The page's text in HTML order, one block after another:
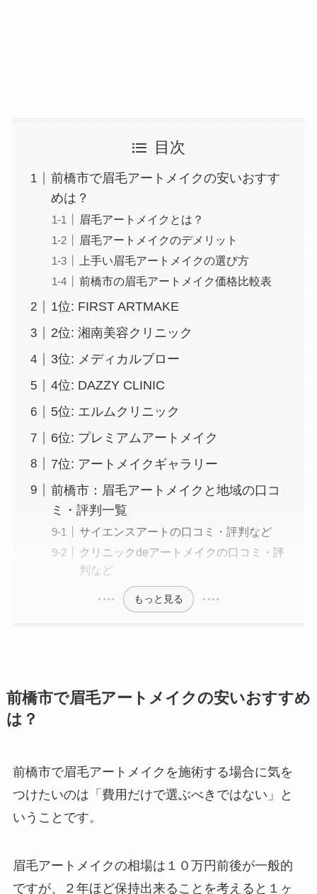
目次
前橋市で眉毛アートメイクの安いおすす
めは？
眉毛アートメイクとは？
眉毛アートメイクのデメリット
上手い眉毛アートメイクの選び方
前橋市の眉毛アートメイク価格比較表
1位: FIRST ARTMAKE
2位: 湘南美容クリニック
3位: メディカルブロー
4位: DAZZY CLINIC
5位: エルムクリニック
6位: プレミアムアートメイク
7位: アートメイクギャラリー
前橋市：眉毛アートメイクと地域の口コ
ミ・評判一覧
サイエンスアートの口コミ・評判など
クリニックdeアートメイクの口コミ・評
判など
もっと見る
前橋市で眉毛アートメイクの安いおすすめ
は？
前橋市で眉毛アートメイクを施術する場合に気を
つけたいのは 「費用だけで選ぶべきではない」と
いうことです。
眉毛アートメイクの相場は１０万円前後が一般的
ですが、２年ほど保持出来ることを考えると１ヶ